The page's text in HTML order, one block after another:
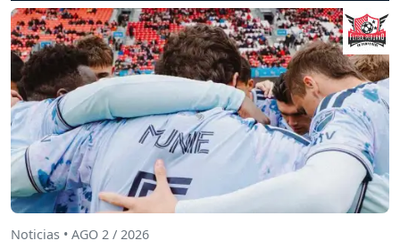
Noticias • AGO 2 / 2026